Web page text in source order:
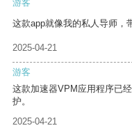
游客
这款app就像我的私人导师，
2025-04-21
游客
这款加速器VPM应用程序已
护。
2025-04-21